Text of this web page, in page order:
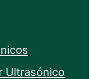
Ultrasónico